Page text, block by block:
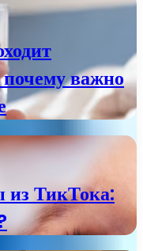
важно
из ТикТока: